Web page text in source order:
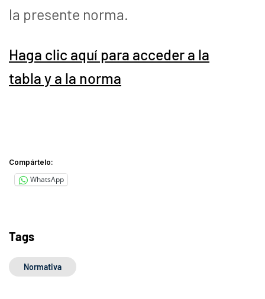
la presente norma.
Haga clic aquí para acceder a la
tabla y a la norma
Compártelo:
WhatsApp
Tags
Normativa